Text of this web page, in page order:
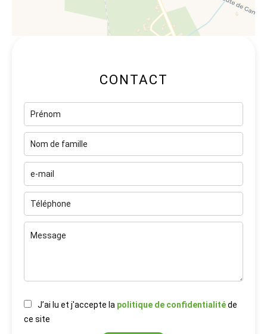
CONTACT
J’ai lu et j'accepte la politique de confidentialitéde
ce site